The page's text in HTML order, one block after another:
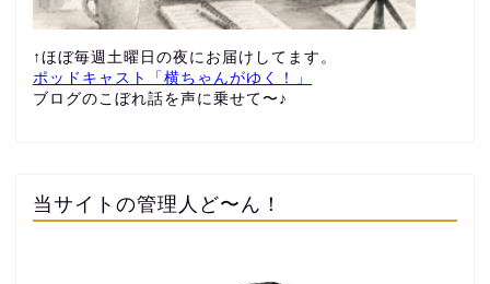
↑ほぼ毎週土曜日の夜にお届けしてます。
ポッドキャスト「横ちゃんがゆく！」
ブログのこぼれ話を声に乗せて〜♪
当サイトの管理人ど〜ん！